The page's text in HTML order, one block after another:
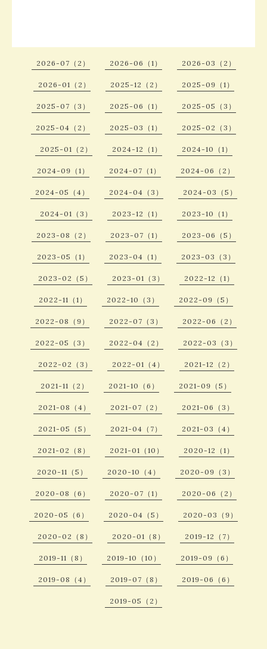
2026-07（2） 2026-06（1） 2026-03（2）
2026-01（2） 2025-12（2） 2025-09（1）
2025-07（3） 2025-06（1） 2025-05（3）
2025-04（2） 2025-03（1） 2025-02（3）
2025-01（2） 2024-12（1） 2024-10（1）
2024-09（1） 2024-07（1） 2024-06（2）
2024-05（4） 2024-04（3） 2024-03（5）
2024-01（3） 2023-12（1） 2023-10（1）
2023-08（2） 2023-07（1） 2023-06（5）
2023-05（1） 2023-04（1） 2023-03（3）
2023-02（5） 2023-01（3） 2022-12（1）
2022-11（1） 2022-10（3） 2022-09（5）
2022-08（9） 2022-07（3） 2022-06（2）
2022-05（3） 2022-04（2） 2022-03（3）
2022-02（3） 2022-01（4） 2021-12（2）
2021-11（2） 2021-10（6） 2021-09（5）
2021-08（4） 2021-07（2） 2021-06（3）
2021-05（5） 2021-04（7） 2021-03（4）
2021-02（8） 2021-01（10） 2020-12（1）
2020-11（5） 2020-10（4） 2020-09（3）
2020-08（6） 2020-07（1） 2020-06（2）
2020-05（6） 2020-04（5） 2020-03（9）
2020-02（8） 2020-01（8） 2019-12（7）
2019-11（8） 2019-10（10） 2019-09（6）
2019-08（4） 2019-07（8） 2019-06（6）
2019-05（2）